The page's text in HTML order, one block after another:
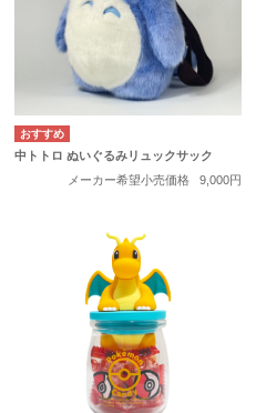
中トトロ ぬいぐるみリュックサック
メーカー希望小売価格
9,000円